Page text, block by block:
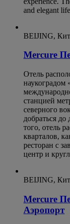
and elegant
BEIJING,
Mercure
Отель
наукоградом
станцией
северного
добраться
того, отель
кварталов,
ресторан с
центр и
BEIJING,
Mercure
Аэропорт